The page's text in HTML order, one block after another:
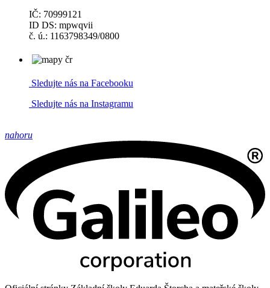
IČ: 70999121
ID DS: mpwqvii
č. ú.: 1163798349/0800
Sledujte nás na Facebooku
Sledujte nás na Instagramu
nahoru